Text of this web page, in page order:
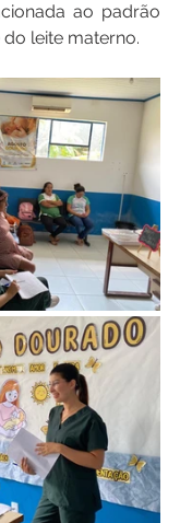
ao padrão
leite materno.